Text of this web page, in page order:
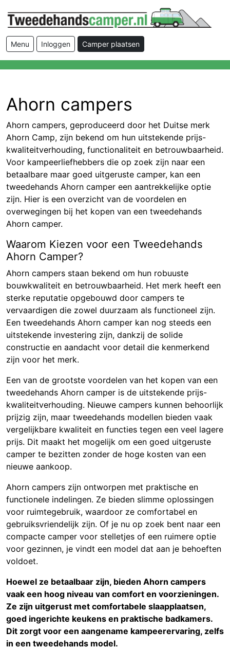
Menu Inloggen Camper plaatsen
Ahorn campers
Ahorn campers, geproduceerd door het Duitse merk
Ahorn Camp, zijn bekend om hun uitstekende prijs-
kwaliteitverhouding, functionaliteit en betrouwbaarheid.
Voor kampeerliefhebbers die op zoek zijn naar een
betaalbare maar goed uitgeruste camper, kan een
tweedehands Ahorn camper een aantrekkelijke optie
zijn. Hier is een overzicht van de voordelen en
overwegingen bij het kopen van een tweedehands
Ahorn camper.
Waarom Kiezen voor een Tweedehands
Ahorn Camper?
Ahorn campers staan bekend om hun robuuste
bouwkwaliteit en betrouwbaarheid. Het merk heeft een
sterke reputatie opgebouwd door campers te
vervaardigen die zowel duurzaam als functioneel zijn.
Een tweedehands Ahorn camper kan nog steeds een
uitstekende investering zijn, dankzij de solide
constructie en aandacht voor detail die kenmerkend
zijn voor het merk.
Een van de grootste voordelen van het kopen van een
tweedehands Ahorn camper is de uitstekende prijs-
kwaliteitverhouding. Nieuwe campers kunnen behoorlijk
prijzig zijn, maar tweedehands modellen bieden vaak
vergelijkbare kwaliteit en functies tegen een veel lagere
prijs. Dit maakt het mogelijk om een goed uitgeruste
camper te bezitten zonder de hoge kosten van een
nieuwe aankoop.
Ahorn campers zijn ontworpen met praktische en
functionele indelingen. Ze bieden slimme oplossingen
voor ruimtegebruik, waardoor ze comfortabel en
gebruiksvriendelijk zijn. Of je nu op zoek bent naar een
compacte camper voor stelletjes of een ruimere optie
voor gezinnen, je vindt een model dat aan je behoeften
voldoet.
Hoewel ze betaalbaar zijn, bieden Ahorn campers
vaak een hoog niveau van comfort en voorzieningen.
Ze zijn uitgerust met comfortabele slaapplaatsen,
goed ingerichte keukens en praktische badkamers.
Dit zorgt voor een aangename kampeerervaring, zelfs
in een tweedehands model.